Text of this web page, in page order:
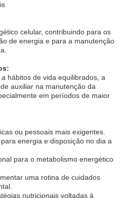
celular, contribuindo para os
de energia e para a manutenção
hábitos de vida equilibrados, a
auxiliar na manutenção da
em períodos de maior
ou pessoais mais exigentes.
energia e disposição no dia a
para o metabolismo energético
uma rotina de cuidados
nutricionais voltadas à